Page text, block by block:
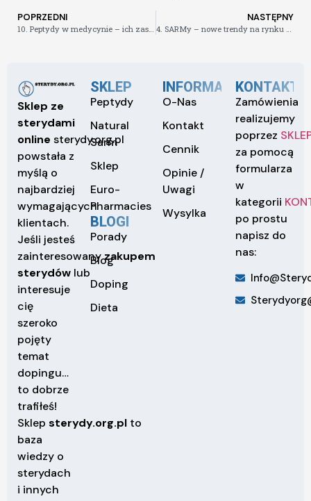
POPRZEDNI NASTĘPNY
Sklep ze
sterydami
online sterydy.org.pl
powstała z
myślą o
najbardziej
wymagających
klientach.
Jeśli jesteś
zainteresowanyzakupem
sterydów lub
interesuje
cię
szeroko
pojęty
temat
dopingu…
to dobrze
trafiłeś!
Sklep sterydy.org.pl to
baza
wiedzy o
sterydach
i innych
SKLEP
Peptydy
Natural
Sarm
Sklep
Euro-
Pharmacies
BLOGI
Porady
Blog
Doping
Dieta
INFORMACJE
O-Nas
Kontakt
Cennik
Opinie /
Uwagi
Wysylka
KONTAKT
Zamówienia
realizujemy
poprzez
za pomocą
formularza
w
kategorii
po prostu
napisz do
nas: